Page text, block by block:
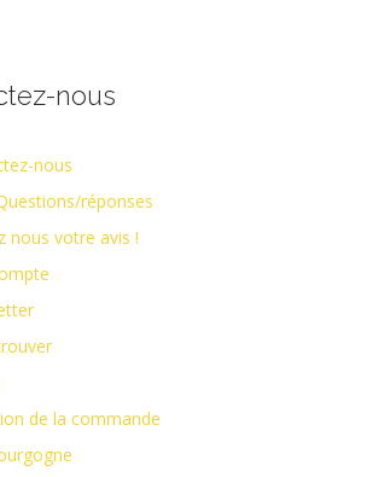
nous
nous
réponses
nous votre avis !
de la commande